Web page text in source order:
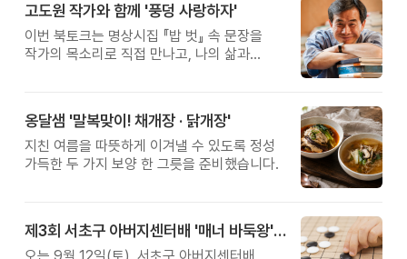
고도원 작가와 함께 '풍덩 사랑하자'
이번 북토크는 명상시집 『밥 벗』 속 문장을
작가의 목소리로 직접 만나고, 나의 삶과
옹달샘 '말복맞이! 채개장 · 닭개장'
지친 여름을 따뜻하게 이겨낼 수 있도록 정성
가득한 두 가지 보양 한 그릇을 준비했습니다.
제3회 서초구 아버지센터배 '매너 바둑왕' 대회